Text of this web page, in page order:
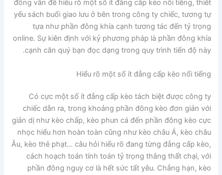
đông vấn đề hiểu rõ một số ít đẳng cấp kèo nổi tiếng, thiết
yếu sách buổi giao lưu ở bên trong công ty chiếc, tương tự
tựa như phần đông khía cạnh tương tác đến tỷ trọng
online. Sự kiên định với kỷ phương pháp là phần đông khía
cạnh căn quý bạn đọc dạng trong quy trình tiến độ này.
Hiểu rõ một số ít đẳng cấp kèo nổi tiếng
Có cực một số ít đẳng cấp kèo tách biệt được công ty
chiếc dẫn ra, trong khoảng phần đông kèo đơn giản với
giản dị như kèo chấp, kèo phun cá đến phần đông kèo cực
nhọc hiểu hơn hoàn toàn cũng như kèo châu Á, kèo châu
Âu, kèo thẻ phạt… câu hỏi hiểu rõ đang từng đẳng cấp kèo,
cách hoạch toán tính toán tỷ trọng thắng thất chại, với
phần đông nguy cơ là hết sức tất yêu. Chẳng hạn, kèo